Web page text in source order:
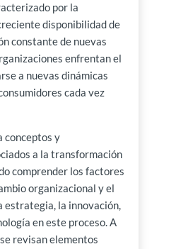
por la
disponibilidad de
constante de nuevas
enfrentan el
a nuevas dinámicas
cada vez
conceptos y
a la transformación
comprender los factores
organizacional y el
estrategia, la innovación,
en este proceso. A
revisan elementos